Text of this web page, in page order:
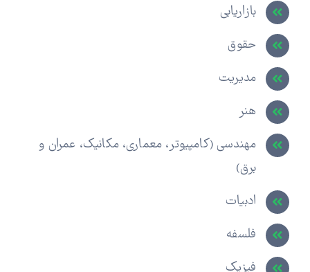
بازاریابی
حقوق
مدیریت
هنر
مهندسی (کامپیوتر، معماری، مکانیک، عمران و
برق)
ادبیات
فلسفه
فیزیک